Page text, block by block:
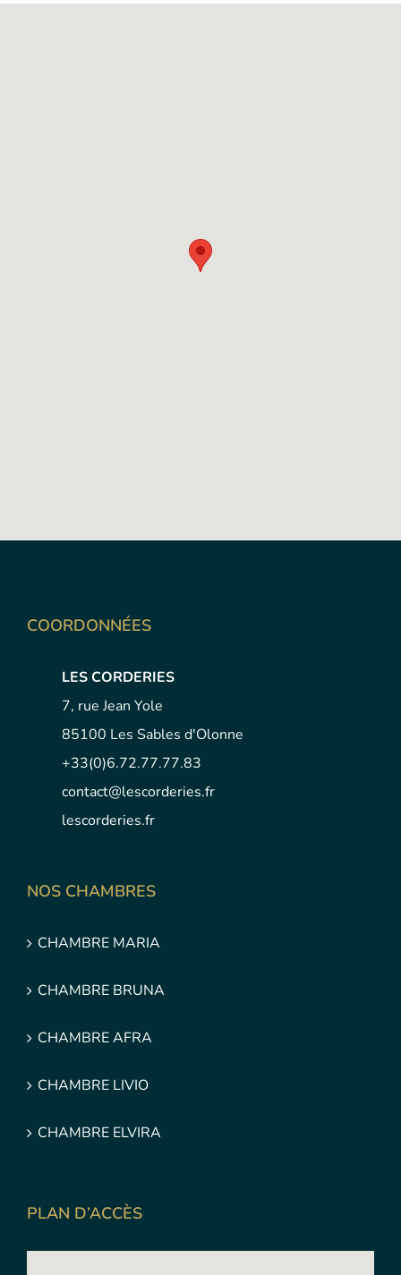
COORDONNÉES
LES CORDERIES
7, rue Jean Yole
85100 Les Sables d'Olonne
+33(0)6.72.77.77.83
contact@lescorderies.fr
lescorderies.fr
NOS CHAMBRES
CHAMBRE MARIA
CHAMBRE BRUNA
CHAMBRE AFRA
CHAMBRE LIVIO
CHAMBRE ELVIRA
PLAN D’ACCÈS